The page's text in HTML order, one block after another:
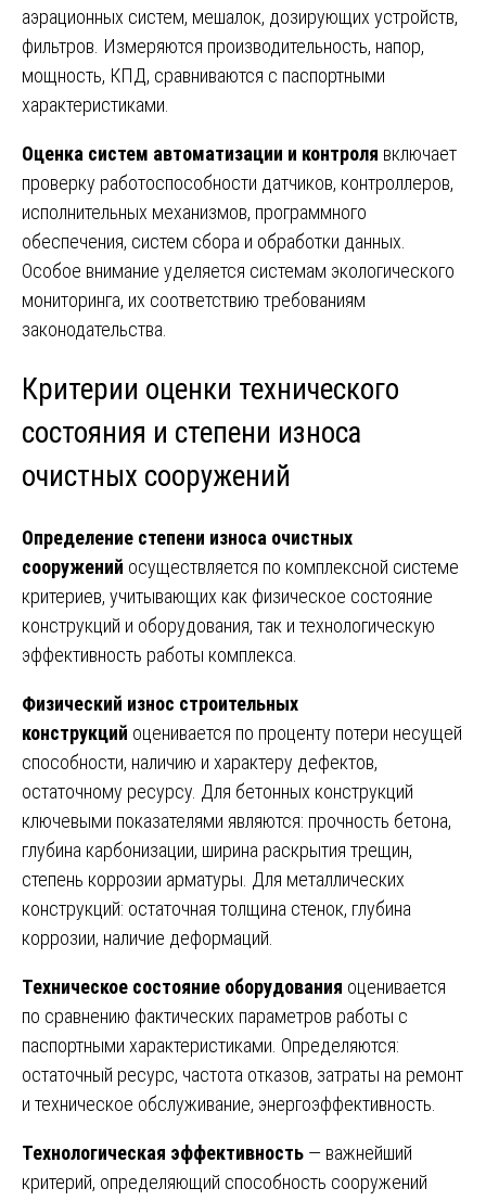
аэрационных систем, мешалок, дозирующих устройств,
фильтров. Измеряются производительность, напор,
мощность, КПД, сравниваются с паспортными
характеристиками.
Оценка систем автоматизации и контроля включает
проверку работоспособности датчиков, контроллеров,
исполнительных механизмов, программного
обеспечения, систем сбора и обработки данных.
Особое внимание уделяется системам экологического
мониторинга, их соответствию требованиям
законодательства.
Критерии оценки технического
состояния и степени износа
очистных сооружений
Определение степени износа очистных
сооружений осуществляется по комплексной системе
критериев, учитывающих как физическое состояние
конструкций и оборудования, так и технологическую
эффективность работы комплекса.
Физический износ строительных
конструкций оценивается по проценту потери несущей
способности, наличию и характеру дефектов,
остаточному ресурсу. Для бетонных конструкций
ключевыми показателями являются: прочность бетона,
глубина карбонизации, ширина раскрытия трещин,
степень коррозии арматуры. Для металлических
конструкций: остаточная толщина стенок, глубина
коррозии, наличие деформаций.
Техническое состояние оборудования оценивается
по сравнению фактических параметров работы с
паспортными характеристиками. Определяются:
остаточный ресурс, частота отказов, затраты на ремонт
и техническое обслуживание, энергоэффективность.
Технологическая эффективность — важнейший
критерий, определяющий способность сооружений